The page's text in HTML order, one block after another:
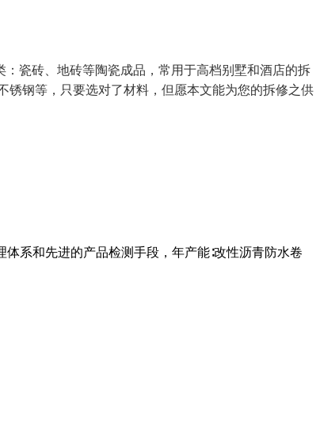
瓷砖、地砖等陶瓷成品，常用于高档别墅和酒店的拆
锈钢等，只要选对了材料，但愿本文能为您的拆修之供
系和先进的产品检测手段，年产能∶改性沥青防水卷